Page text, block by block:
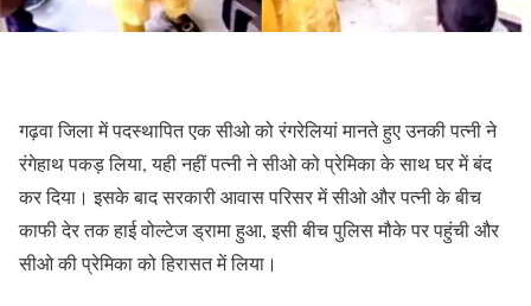
गढ़वा जिला में पदस्थापित एक सीओ को रंगरेलियां मानते हुए उनकी पत्नी ने
रंगेहाथ पकड़ लिया, यही नहीं पत्नी ने सीओ को प्रेमिका के साथ घर में बंद
कर दिया। इसके बाद सरकारी आवास परिसर में सीओ और पत्नी के बीच
काफी देर तक हाई वोल्टेज ड्रामा हुआ, इसी बीच पुलिस मौके पर पहुंची और
सीओ की प्रेमिका को हिरासत में लिया।